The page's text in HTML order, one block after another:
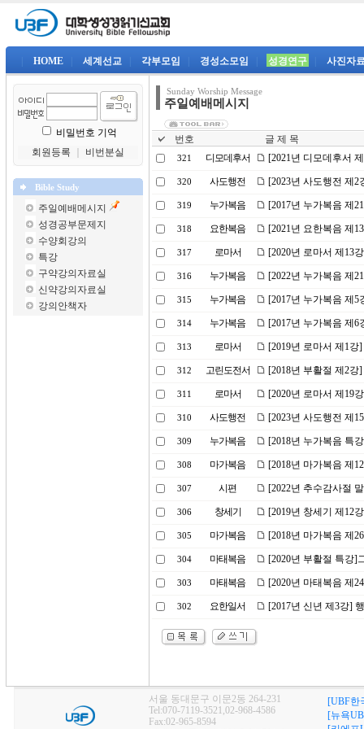
HOME 세계선교 각부모임 경성소모임 성경연구 사진자
비밀번호 기억
회원등록
비번분실
Bible Study
주일예배메시지
성경공부문제지
수양회강의
특강
구약강의자료실
신약강의자료실
강의안책자
Sunday Worship Message
주일예배메시지
번호 글 제 목
321 디모데후서 [2021년 디모데후서
320 사도행전 [2023년 사도행전 제
319 누가복음 [2017년 누가복음 제
318 요한복음 [2021년 요한복음 제
317 로마서 [2020년 로마서 제13
316 누가복음 [2022년 누가복음 제
315 누가복음 [2017년 누가복음 제
314 누가복음 [2017년 누가복음 제
313 로마서 [2019년 로마서 제1
312 고린도전서 [2018년 부활절 제2
311 로마서 [2020년 로마서 제19
310 사도행전 [2023년 사도행전 제
309 누가복음 [2018년 누가복음 특
308 마가복음 [2018년 마가복음 제
307 시편 [2022년 추수감사절
306 창세기 [2019년 창세기 제12
305 마가복음 [2018년 마가복음 제
304 마태복음 [2020년 부활절 특강]
303 마태복음 [2020년 마태복음 제
302 요한일서 [2017년 신년 제3강]
서울 동대문구 이문2동 264-231
Tel:070-7119-3521,02-968-4586
Fax:02-965-8594
[UBF한
[뉴욕